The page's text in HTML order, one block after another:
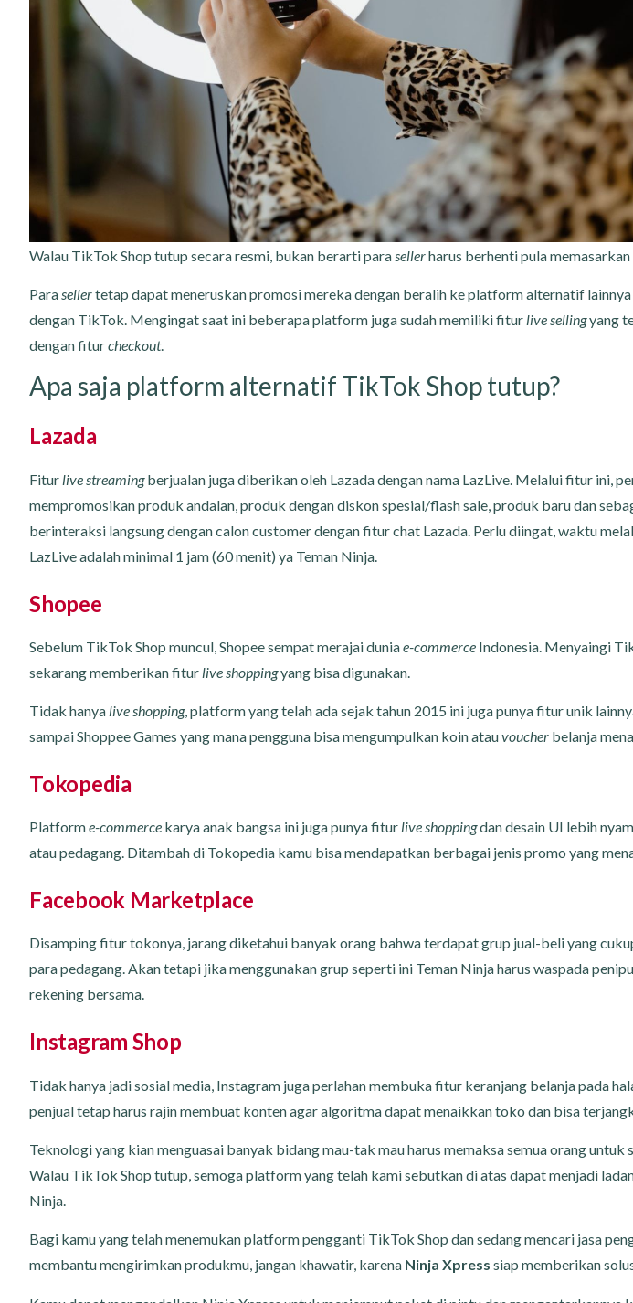
Walau TikTok Shop tutup secara resmi, bukan berarti para sellerharus berhenti pula
Parasellertetap dapat meneruskan promosi mereka dengan beralih ke platform alternatif
dengan TikTok. Mengingat saat ini beberapa platform juga sudah memiliki fitur live sellingyang
dengan fiturcheckout.
Apa saja platform alternatif TikTok Shop tutup?
Lazada
Fitur live streamingberjualan juga diberikan oleh Lazada dengan nama LazLive. Melalui fitur ini,
mempromosikan produk andalan, produk dengan diskon spesial/flash sale, produk baru dan
berinteraksi langsung dengan calon customer dengan fitur chat Lazada. Perlu diingat, waktu
LazLive adalah minimal 1 jam (60 menit) ya Teman Ninja.
Shopee
Sebelum TikTok Shop muncul, Shopee sempat merajai duniae-commerce Indonesia. Menyaingi
sekarang memberikan fitur live shoppingyang bisa digunakan.
Tidak hanya live shopping, platform yang telah ada sejak tahun 2015 ini juga punya fitur unik
sampai Shoppee Games yang mana pengguna bisa mengumpulkan koin atauvoucher belanja
Tokopedia
Platforme-commerce karya anak bangsa ini juga punya fitur live shoppingdan desain UI lebih
atau pedagang. Ditambah di Tokopedia kamu bisa mendapatkan berbagai jenis promo yang
Facebook Marketplace
Disamping fitur tokonya, jarang diketahui banyak orang bahwa terdapat grup jual-beli yang
para pedagang. Akan tetapi jika menggunakan grup seperti ini Teman Ninja harus waspada
rekening bersama.
Instagram Shop
Tidak hanya jadi sosial media, Instagram juga perlahan membuka fitur keranjang belanja pada
penjual tetap harus rajin membuat konten agar algoritma dapat menaikkan toko dan bisa
Teknologi yang kian menguasai banyak bidang mau-tak mau harus memaksa semua orang untuk
Walau TikTok Shop tutup, semoga platform yang telah kami sebutkan di atas dapat menjadi
Ninja.
Bagi kamu yang telah menemukan platform pengganti TikTok Shop dan sedang mencari jasa
membantu mengirimkan produkmu, jangan khawatir, karena Ninja Xpress siap memberikan